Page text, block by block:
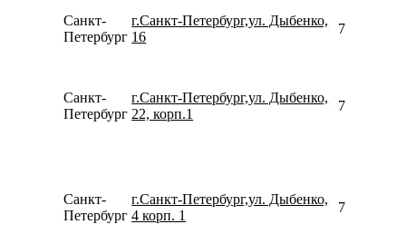
Санкт-
Петербург
г.Санкт-Петербург,ул. Дыбенко,
16
Санкт-
Петербург
г.Санкт-Петербург,ул. Дыбенко,
22, корп.1
Санкт-
Петербург
г.Санкт-Петербург,ул. Дыбенко,
4 корп. 1